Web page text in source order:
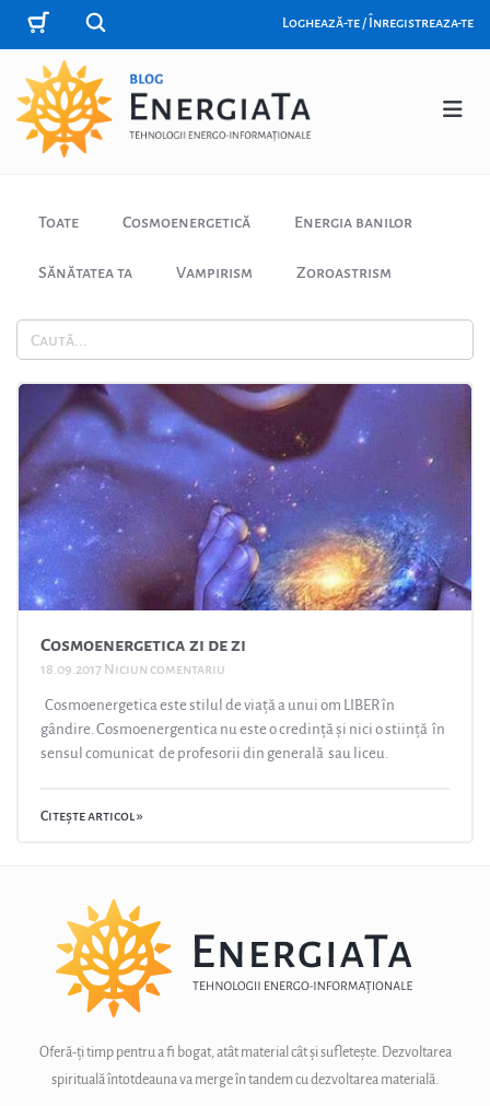
Loghează-te / Înregistreaza-te
Toate Cosmoenergetică Energia banilor
Sănătatea ta Vampirism Zoroastrism
Cosmoenergetica zi de zi
18.09.2017 Niciun comentariu
Cosmoenergetica este stilul de viață a unui om LIBER în
gândire. Cosmoenergentica nu este o credință și nici o stiință în
sensul comunicat de profesorii din generală sau liceu.
Citește articol »
Oferă-ți timp pentru a fi bogat, atât material cât și sufletește. Dezvoltarea
spirituală întotdeauna va merge în tandem cu dezvoltarea materială.